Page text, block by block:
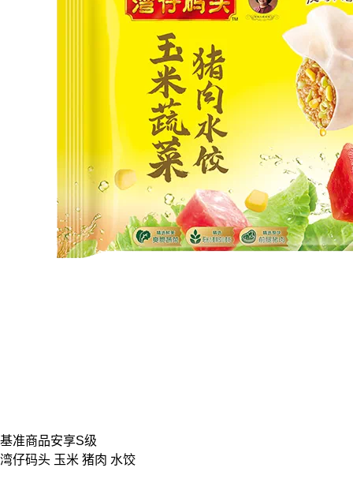
基准商品安享S级
湾仔码头 玉米 猪肉 水饺